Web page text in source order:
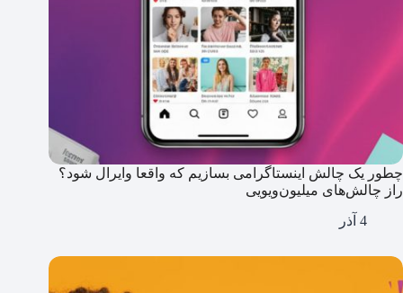
چطور یک چالش اینستاگرامی بسازیم که واقعا وایرال شود؟
راز چالش‌های میلیون‌ویویی
4 آذر